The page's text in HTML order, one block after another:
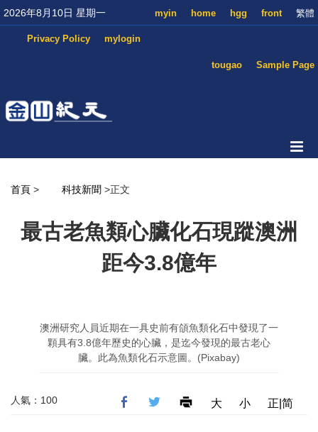
2026年8月10日 星期一 繁體
front
hgg
home
myin
mylogin
Privacy Policy
Sample Page
tougao
首頁 > 科技新聞 >正文
最古老魚類心臟化石現蹤澳洲
距今3.8億年
澳洲研究人員近期在一具史前有頜魚類化石中發現了一
顆具有3.8億年歷史的心臟，是迄今發現的最古老心
臟。此為魚類化石示意圖。(Pixabay)
人氣：100 大 小 正|简